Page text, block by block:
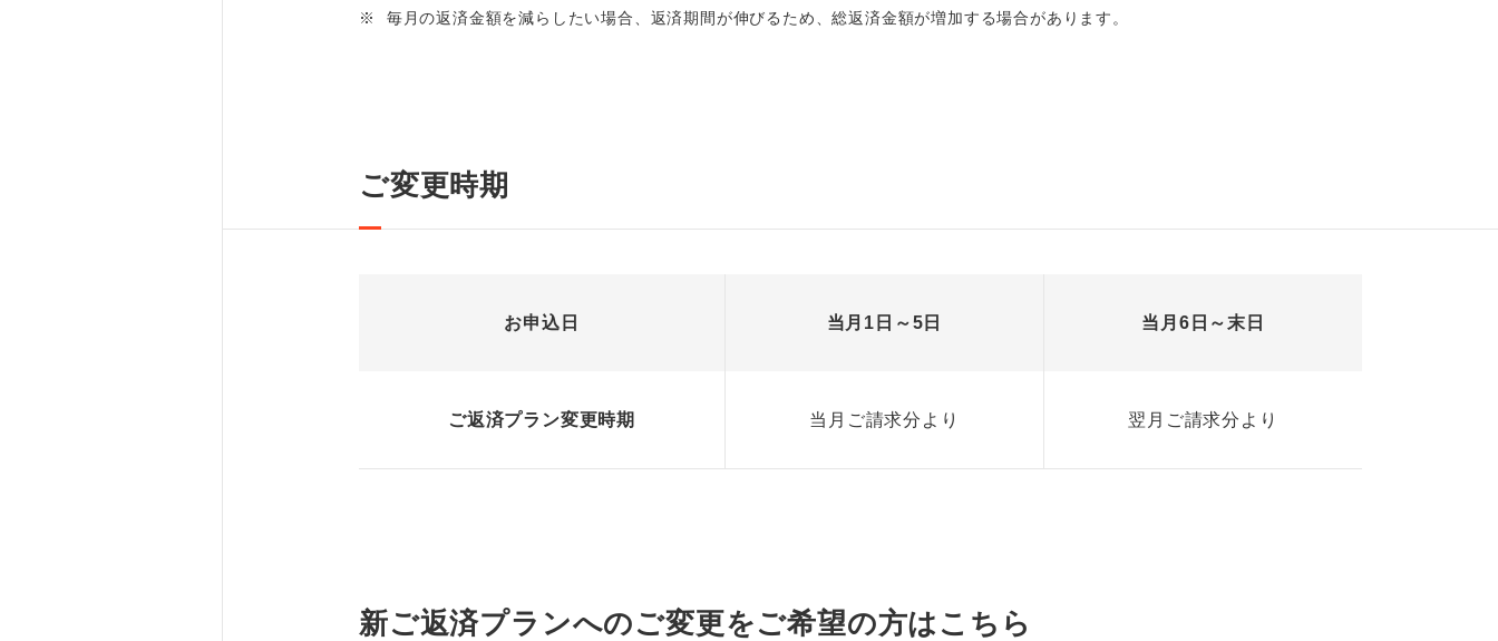
※
毎月の返済金額を減らしたい場合、返済期間が伸びるため、総返済金額が増加する場合があります。
ご変更時期
お申込日 当月1日～5日 当月6日～末日
ご返済プラン変更時期 当月ご請求分より 翌月ご請求分より
新ご返済プランへのご変更をご希望の方はこちら